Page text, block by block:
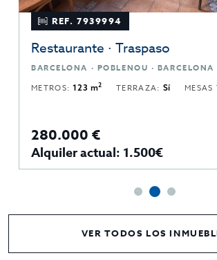
REF. 7939994
Restaurante · Traspaso
BARCELONA · POBLENOU · BARCELONA
METROS:123 m2 TERRAZA: Sí
280.000 €
Alquiler actual: 1.500€
VER TODOS LOS